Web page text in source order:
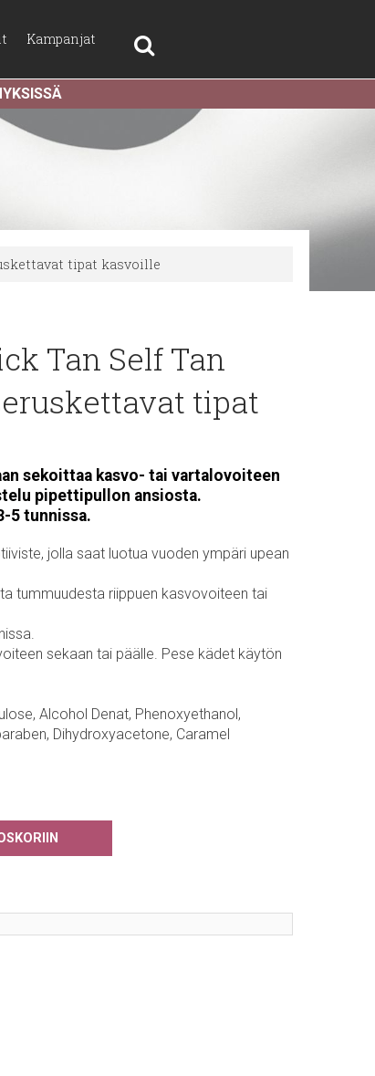
Kampanjat
tipat kasvoille
Tan Self Tan
tipat
sekoittaa kasvo- tai vartalovoiteen
pipettipullon ansiosta.
5 tunnissa.
jolla saat luotua vuoden ympäri upean
tummuudesta riippuen kasvovoiteen tai
sekaan tai päälle. Pese kädet käytön
Alcohol Denat, Phenoxyethanol,
Dihydroxyacetone, Caramel